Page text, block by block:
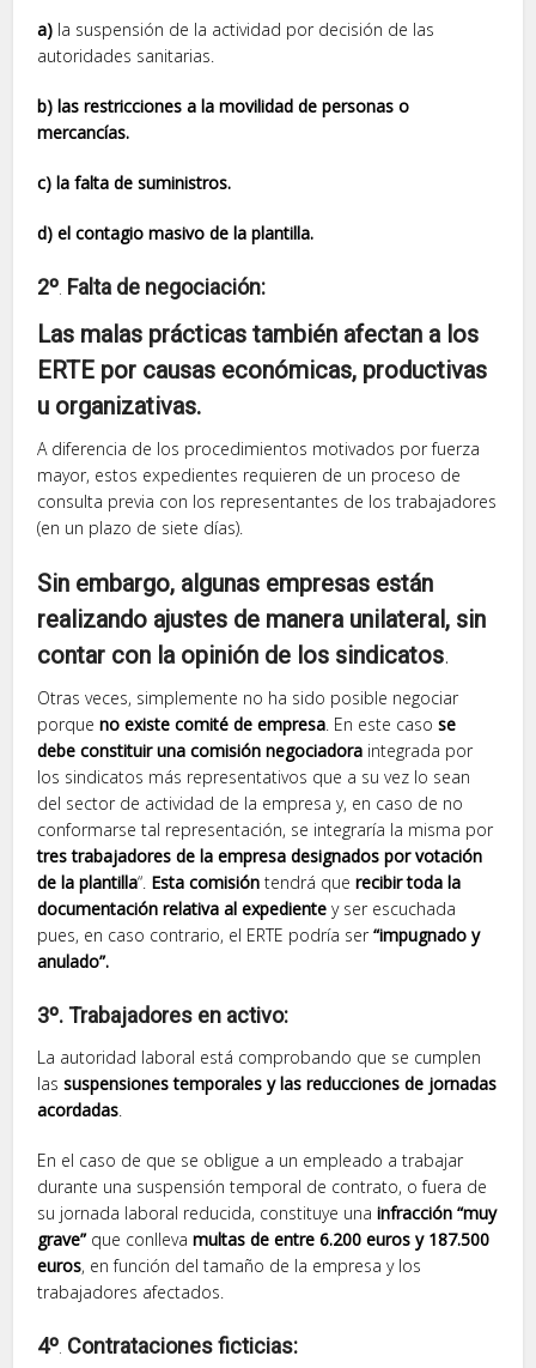
a) la suspensión de la actividad por decisión de las
autoridades sanitarias.
b) las restricciones a la movilidad de personas o
mercancías.
c) la falta de suministros.
d) el contagio masivo de la plantilla.
2º Falta de negociación:
Las malas prácticas también afectan a los
ERTE por causas económicas, productivas
u organizativas.
A diferencia de los procedimientos motivados por fuerza
mayor, estos expedientes requieren de un proceso de
consulta previa con los representantes de los trabajadores
(en un plazo de siete días).
Sin embargo, algunas empresas están
realizando ajustes de manera unilateral, sin
contar con la opinión de los sindicatos.
Otras veces, simplemente no ha sido posible negociar
porqueno existe comité de empresa . En este casose
debe constituir una comisión negociadora integrada por
los sindicatos más representativos que a su vez lo sean
del sector de actividad de la empresa y, en caso de no
conformarse tal representación, se integraría la misma por
tres trabajadores de la empresa designados por votación
de la plantilla“. Esta comisióntendrá querecibir toda la
documentación relativa al expedientey ser escuchada
pues, en caso contrario, el ERTE podría ser“impugnado y
anulado”.
3º. Trabajadores en activo:
La autoridad laboral está comprobando que se cumplen
lassuspensiones temporales y las reducciones de jornadas
acordadas
En el caso de que se obligue a un empleado a trabajar
durante una suspensión temporal de contrato, o fuera de
su jornada laboral reducida, constituye unainfracción “muy
grave” que conllevamultas de entre 6.200 euros y 187.500
euros, en función del tamaño de la empresa y los
trabajadores afectados.
4º Contrataciones ficticias: